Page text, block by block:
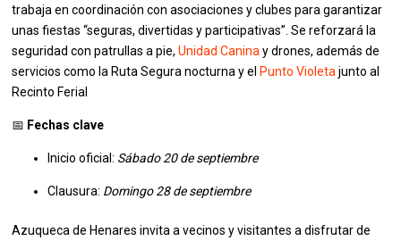
trabaja en coordinación con asociaciones y clubes para garantizar
unas fiestas “seguras, divertidas y participativas”. Se reforzará la
seguridad con patrullas a pie,Unidad Canina y drones, además de
servicios como la Ruta Segura nocturna y el Punto Violeta junto al
Recinto Ferial
📅 Fechas clave
Inicio oficial: Sábado 20 de septiembre
Clausura: Domingo 28 de septiembre
Azuqueca de Henares invita a vecinos y visitantes a disfrutar de